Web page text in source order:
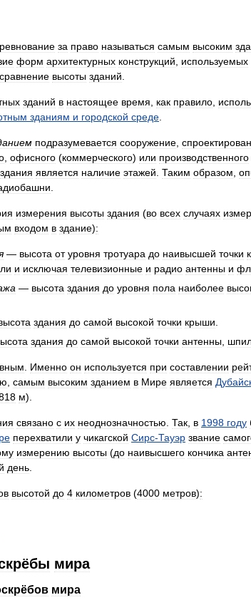
за право называться самым высоким
форм архитектурных конструкций используемых
сравнение высоты зданий
зданий в настоящее время как правило
зданиям и городской среде
подразумевается сооружение
офисного (коммерческого) или производственного
здания является наличие этажей Таким образом
измерения высоты здания (во всех случаях
входом в здание):
— высота от уровня тротуара до наивысшей точки
и исключая телевизионные и радио антенны и
— высота здания до уровня пола наиболее
здания до самой высокой точки крыши
здания до самой высокой точки антенны
Именно он используется при составлении
самым высоким зданием в Мире является
м).
связано с их неоднозначностью Так в 1998 году
перехватили у чикагской Сирс-Тауэр звание
измерению высоты (до наивысшего кончика
день
высотой до 4 километров (4000 метров):
мира
мира